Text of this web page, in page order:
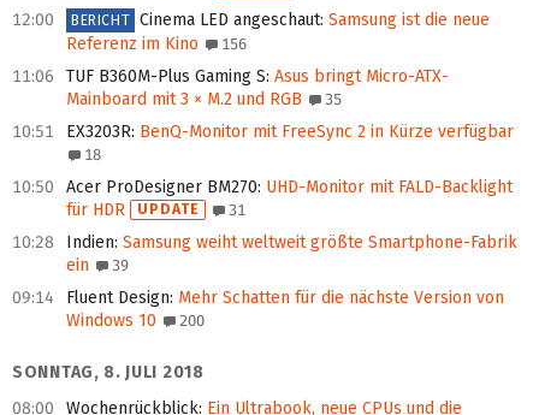
12:00 BERICHT Cinema LED angeschaut: Samsung ist die neue
Referenz im Kino
156
11:06 TUF B360M-Plus Gaming S: Asus bringt Micro-ATX-
Mainboard mit 3 × M.2 und RGB
35
10:51 EX3203R: BenQ-Monitor mit FreeSync 2 in Kürze verfügbar
18
10:50 Acer ProDesigner BM270: UHD-Monitor mit FALD‑Backlight
für HDR
UPDATE 31
10:28 Indien: Samsung weiht weltweit größte Smartphone-Fabrik
ein
39
09:14 Fluent Design: Mehr Schatten für die nächste Version von
Windows 10
200
SONNTAG, 8. JULI 2018
08:00
Wochenrückblick: Ein Ultrabook, neue CPUs und die